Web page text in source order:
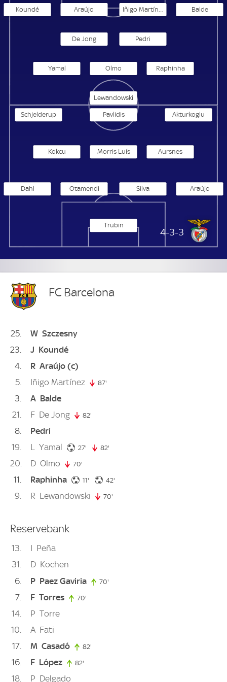
Koundé Araújo Balde
De Jong Pedri
Yamal Olmo Raphinha
Lewandowski
Benfica
4-3-3
Trubin
Araújo
Silva
Otamendi
Dahl
Aursnes
Morris Luís
Kokcu
Akturkoglu
Pavlidis
Schjelderup
FC Barcelona
25 W Szczesny
23
J Koundé
4
R Araújo (c)
5
Iñigo Martínez 87'
3 A Balde
21
F De Jong 82'
8
Pedri
19
L Yamal 27' 27. minute
82'
20 D Olmo 70'
11 Raphinha 11' 11. minute
42'
9 R Lewandowski 70'
Reservebank
13 I Peña
31
D Kochen
6
P Paez Gaviria 70'
7 F Torres 70'
14 P Torre
10
A Fati
17
M Casadó 82'
16 F López 82'
18 P Delgado